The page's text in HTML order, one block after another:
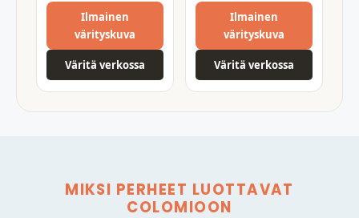
Ilmainen
värityskuva
Väritä verkossa
Ilmainen
värityskuva
Väritä verkossa
MIKSI PERHEET LUOTTAVAT
COLOMIOON